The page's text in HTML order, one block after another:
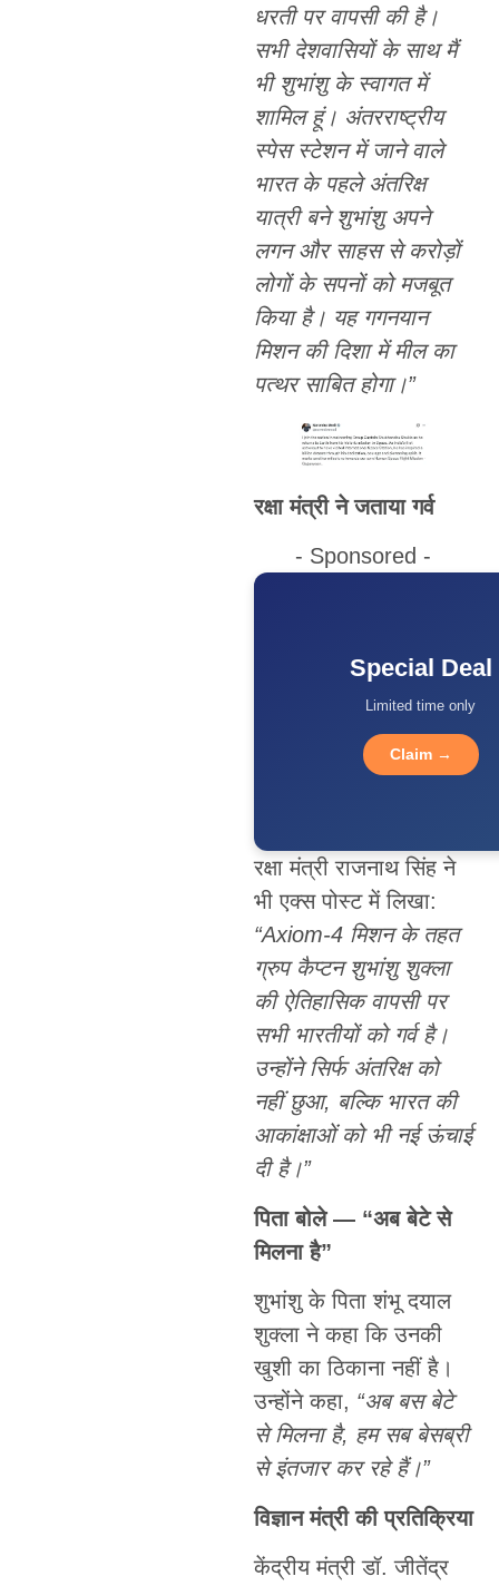
धरती पर वापसी की है।
सभी देशवासियों के साथ मैं
भी शुभांशु के स्वागत में
शामिल हूं। अंतरराष्ट्रीय
स्पेस स्टेशन में जाने वाले
भारत के पहले अंतरिक्ष
यात्री बने शुभांशु अपने
लगन और साहस से करोड़ों
लोगों के सपनों को मजबूत
किया है। यह गगनयान
मिशन की दिशा में मील का
पत्थर साबित होगा।”
रक्षा मंत्री ने जताया गर्व
- Sponsored -
Special Deal
Limited time only
Claim →
रक्षा मंत्री राजनाथ सिंह ने
भी एक्स पोस्ट में लिखा:
“Axiom-4 मिशन के तहत
ग्रुप कैप्टन शुभांशु शुक्ला
की ऐतिहासिक वापसी पर
सभी भारतीयों को गर्व है।
उन्होंने सिर्फ अंतरिक्ष को
नहीं छुआ, बल्कि भारत की
आकांक्षाओं को भी नई ऊंचाई
दी है।”
पिता बोले — “अब बेटे से
मिलना है”
शुभांशु के पिता शंभू दयाल
शुक्ला ने कहा कि उनकी
खुशी का ठिकाना नहीं है।
उन्होंने कहा, “अब बस बेटे
से मिलना है, हम सब बेसब्री
से इंतजार कर रहे हैं।”
विज्ञान मंत्री की प्रतिक्रिया
केंद्रीय मंत्री डॉ. जीतेंद्र